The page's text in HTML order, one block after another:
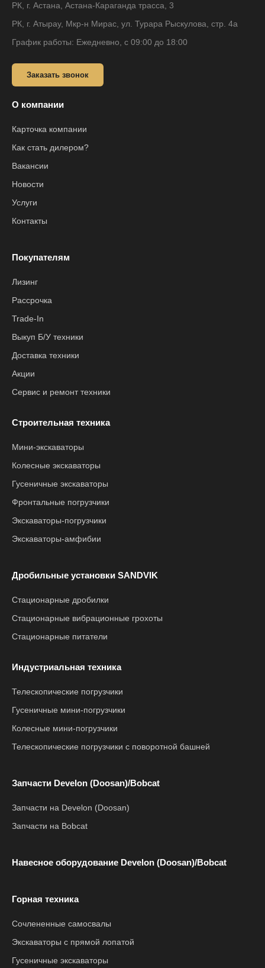
РК, г. Астана, Астана-Караганда трасса, 3
РК, г. Атырау, Мкр-н Мирас, ул. Турара Рыскулова, стр. 4а
График работы: Ежедневно, с 09:00 до 18:00
Заказать звонок
О компании
Карточка компании
Как стать дилером?
Вакансии
Новости
Услуги
Контакты
Покупателям
Лизинг
Рассрочка
Trade-In
Выкуп Б/У техники
Доставка техники
Акции
Сервис и ремонт техники
Строительная техника
Мини-экскаваторы
Колесные экскаваторы
Гусеничные экскаваторы
Фронтальные погрузчики
Экскаваторы-погрузчики
Экскаваторы-амфибии
Дробильные установки SANDVIK
Стационарные дробилки
Стационарные вибрационные грохоты
Стационарные питатели
Индустриальная техника
Телескопические погрузчики
Гусеничные мини-погрузчики
Колесные мини-погрузчики
Телескопические погрузчики с поворотной башней
Запчасти Develon (Doosan)/Bobcat
Запчасти на Develon (Doosan)
Запчасти на Bobcat
Навесное оборудование Develon (Doosan)/Bobcat
Горная техника
Сочлененные самосвалы
Экскаваторы с прямой лопатой
Гусеничные экскаваторы